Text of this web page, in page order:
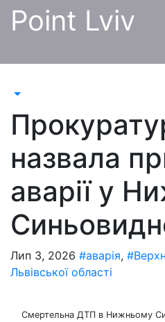
Перейти
Point Lviv
назвала
аварії у
Лип 3, 2026 #аварія,
Львівської області
Смертельна ДТП в Нижньому